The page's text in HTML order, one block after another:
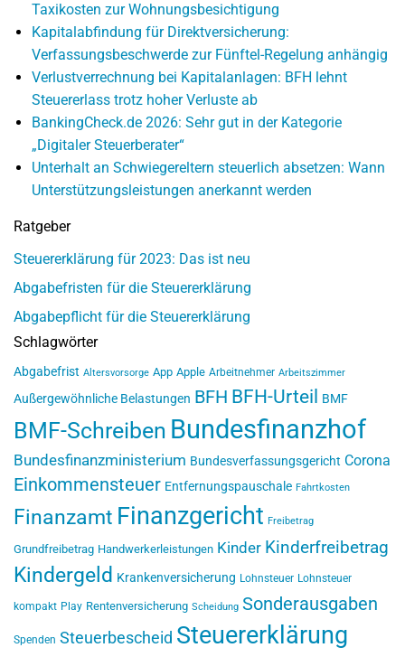
Taxikosten zur Wohnungsbesichtigung
Kapitalabfindung für Direktversicherung:
Verfassungsbeschwerde zur Fünftel-Regelung anhängig
Verlustverrechnung bei Kapitalanlagen: BFH lehnt
Steuererlass trotz hoher Verluste ab
BankingCheck.de 2026: Sehr gut in der Kategorie
„Digitaler Steuerberater“
Unterhalt an Schwiegereltern steuerlich absetzen: Wann
Unterstützungsleistungen anerkannt werden
Ratgeber
Steuererklärung für 2023: Das ist neu
Abgabefristen für die Steuererklärung
Abgabepflicht für die Steuererklärung
Schlagwörter
Abgabefrist Altersvorsorge App Apple Arbeitnehmer Arbeitszimmer
Außergewöhnliche Belastungen BFH BFH-Urteil BMF
BMF-Schreiben Bundesfinanzhof
Bundesfinanzministerium Bundesverfassungsgericht Corona
Einkommensteuer Entfernungspauschale Fahrtkosten
Finanzamt Finanzgericht Freibetrag
Grundfreibetrag Handwerkerleistungen Kinder Kinderfreibetrag
Kindergeld Krankenversicherung Lohnsteuer Lohnsteuer
kompakt Play Rentenversicherung Scheidung Sonderausgaben
Spenden Steuerbescheid Steuererklärung